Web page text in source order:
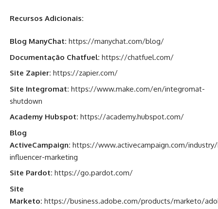
Recursos Adicionais:
Blog ManyChat: https://manychat.com/blog/
Documentação Chatfuel: https://chatfuel.com/
Site Zapier: https://zapier.com/
Site Integromat: https://www.make.com/en/integromat-
shutdown
Academy Hubspot: https://academy.hubspot.com/
Blog
ActiveCampaign: https://www.activecampaign.com/
influencer-marketing
Site Pardot: https://go.pardot.com/
Site
Marketo: https://business.adobe.com/products/marketo/